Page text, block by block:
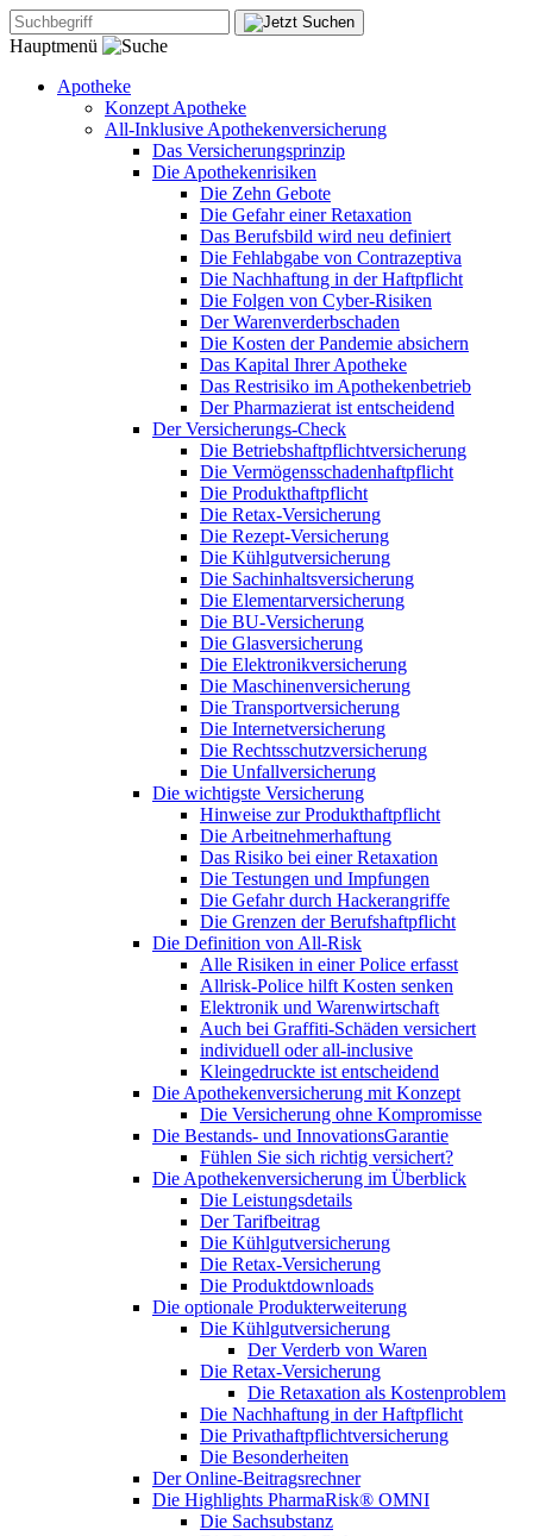
Hauptmenü
Apotheke
Konzept Apotheke
All-Inklusive Apothekenversicherung
Das Versicherungsprinzip
Die Apothekenrisiken
Die Zehn Gebote
Die Gefahr einer Retaxation
Das Berufsbild wird neu definiert
Die Fehlabgabe von Contrazeptiva
Die Nachhaftung in der Haftpflicht
Die Folgen von Cyber-Risiken
Der Warenverderbschaden
Die Kosten der Pandemie absichern
Das Kapital Ihrer Apotheke
Das Restrisiko im Apothekenbetrieb
Der Pharmazierat ist entscheidend
Der Versicherungs-Check
Die Betriebshaftpflichtversicherung
Die Vermögensschadenhaftpflicht
Die Produkthaftpflicht
Die Retax-Versicherung
Die Rezept-Versicherung
Die Kühlgutversicherung
Die Sachinhaltsversicherung
Die Elementarversicherung
Die BU-Versicherung
Die Glasversicherung
Die Elektronikversicherung
Die Maschinenversicherung
Die Transportversicherung
Die Internetversicherung
Die Rechtsschutzversicherung
Die Unfallversicherung
Die wichtigste Versicherung
Hinweise zur Produkthaftpflicht
Die Arbeitnehmerhaftung
Das Risiko bei einer Retaxation
Die Testungen und Impfungen
Die Gefahr durch Hackerangriffe
Die Grenzen der Berufshaftpflicht
Die Definition von All-Risk
Alle Risiken in einer Police erfasst
Allrisk-Police hilft Kosten senken
Elektronik und Warenwirtschaft
Auch bei Graffiti-Schäden versichert
individuell oder all-inclusive
Kleingedruckte ist entscheidend
Die Apothekenversicherung mit Konzept
Die Versicherung ohne Kompromisse
Die Bestands- und InnovationsGarantie
Fühlen Sie sich richtig versichert?
Die Apothekenversicherung im Überblick
Die Leistungsdetails
Der Tarifbeitrag
Die Kühlgutversicherung
Die Retax-Versicherung
Die Produktdownloads
Die optionale Produkterweiterung
Die Kühlgutversicherung
Der Verderb von Waren
Die Retax-Versicherung
Die Retaxation als Kostenproblem
Die Nachhaftung in der Haftpflicht
Die Privathaftpflichtversicherung
Die Besonderheiten
Der Online-Beitragsrechner
Die Highlights PharmaRisk® OMNI
Die Sachsubstanz